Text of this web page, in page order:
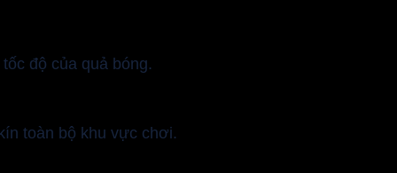
độ của quả bóng.
toàn bộ khu vực chơi.